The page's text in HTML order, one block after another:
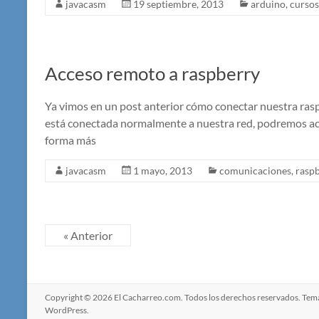
javacasm 19 septiembre, 2013 arduino, cursos
Acceso remoto a raspberry
Ya vimos en un post anterior cómo conectar nuestra
está conectada normalmente a nuestra red, podremos
forma más
javacasm 1 mayo, 2013 comunicaciones,
« Anterior
Copyright © 2026 El Cacharreo.com. Todos los derechos reservados.
WordPress.